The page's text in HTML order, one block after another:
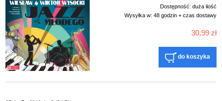
Dostępność: duża ilość
Wysyłka w: 48 godzin + czas dostawy
30,99 zł
do koszyka